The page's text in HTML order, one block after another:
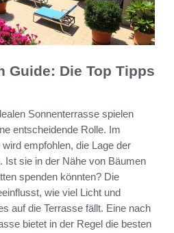
Guide: Die Top Tipps
Sonnenterrasse spielen
entscheidende Rolle. Im
wird empfohlen, die Lage der
Ist sie in der Nähe von Bäumen
spenden könnten? Die
wie viel Licht und
auf die Terrasse fällt. Eine nach
bietet in der Regel die besten